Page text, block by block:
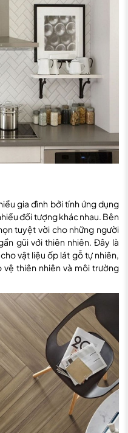
gia đình bởi tính ứng dụng
đối tượng khác nhau. Bên
tuyệt vời cho những người
gũi với thiên nhiên. Đây là
vật liệu ốp lát gỗ tự nhiên,
thiên nhiên và môi trường